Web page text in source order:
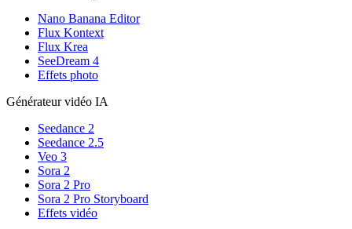
Nano Banana Editor
Flux Kontext
Flux Krea
SeeDream 4
Effets photo
Générateur vidéo IA
Seedance 2
Seedance 2.5
Veo 3
Sora 2
Sora 2 Pro
Sora 2 Pro Storyboard
Effets vidéo